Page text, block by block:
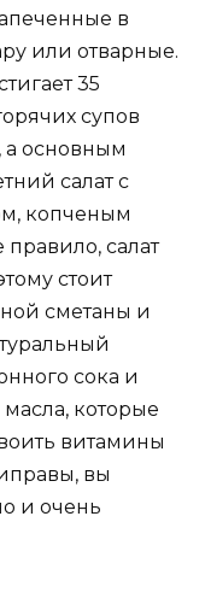
в
или отварные.
35
супов
а основным
салат с
копченым
салат
стоит
сметаны и
сока и
которые
витамины
вы
и очень